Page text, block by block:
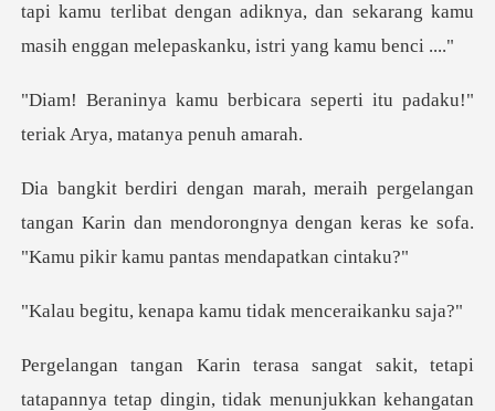
tapi kamu terlibat dengan adiknya, d
ra seperti itu padaku!"
teria
an
tangan Karin dan mendorongnya dengan keras ke s
napa kamu tidak m
dingin, tidak menunjukkan kehangatan